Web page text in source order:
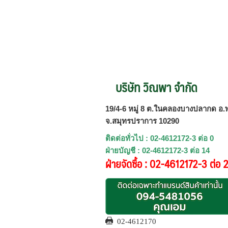
บริษัท วิณพา จำกัด
19/4-6 หมู่ 8 ต.ในคลองบางปลากด อ.
จ.สมุทรปราการ 10290
ติดต่อทั่วไป : 02-4612172-3 ต่อ 0
ฝ่ายบัญชี : 02-4612172-3 ต่อ 14
ฝ่ายจัดซื้อ : 02-4612172-3 ต่อ
02-4612170